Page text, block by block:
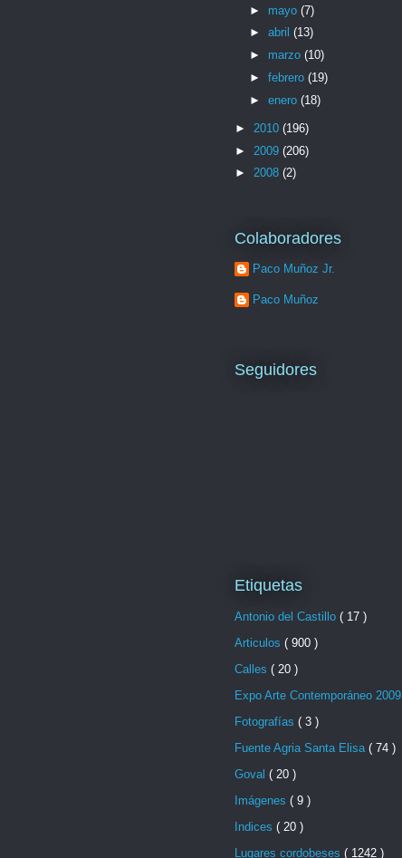
► mayo (7)
► abril (13)
► marzo (10)
► febrero (19)
► enero (18)
► 2010 (196)
► 2009 (206)
► 2008 (2)
Colaboradores
Paco Muñoz Jr.
Paco Muñoz
Seguidores
Etiquetas
Antonio del Castillo ( 17 )
Articulos ( 900 )
Calles ( 20 )
Expo Arte Contemporáneo 2009
Fotografías ( 3 )
Fuente Agria Santa Elisa ( 74 )
Goval ( 20 )
Imágenes ( 9 )
Indices ( 20 )
Lugares cordobeses ( 1242 )